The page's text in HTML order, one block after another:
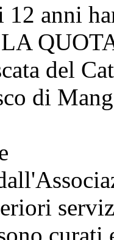
anni
del
di